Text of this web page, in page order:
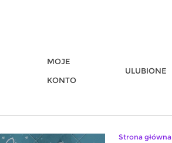
MOJE
KONTO
ULUBIONE
Strona główna